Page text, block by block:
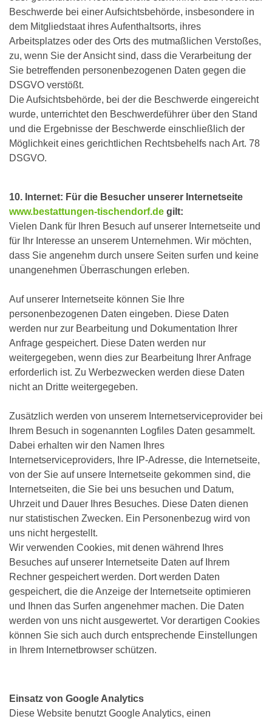
Beschwerde bei einer Aufsichtsbehörde, insbesondere in
dem Mitgliedstaat ihres Aufenthaltsorts, ihres
Arbeitsplatzes oder des Orts des mutmaßlichen Verstoßes,
zu, wenn Sie der Ansicht sind, dass die Verarbeitung der
Sie betreffenden personenbezogenen Daten gegen die
DSGVO verstößt.
Die Aufsichtsbehörde, bei der die Beschwerde eingereicht
wurde, unterrichtet den Beschwerdeführer über den Stand
und die Ergebnisse der Beschwerde einschließlich der
Möglichkeit eines gerichtlichen Rechtsbehelfs nach Art. 78
DSGVO.
10. Internet: Für die Besucher unserer Internetseite
www.bestattungen-tischendorf.de gilt:
Vielen Dank für Ihren Besuch auf unserer Internetseite und
für Ihr Interesse an unserem Unternehmen. Wir möchten,
dass Sie angenehm durch unsere Seiten surfen und keine
unangenehmen Überraschungen erleben.
Auf unserer Internetseite können Sie Ihre
personenbezogenen Daten eingeben. Diese Daten
werden nur zur Bearbeitung und Dokumentation Ihrer
Anfrage gespeichert. Diese Daten werden nur
weitergegeben, wenn dies zur Bearbeitung Ihrer Anfrage
erforderlich ist. Zu Werbezwecken werden diese Daten
nicht an Dritte weitergegeben.
Zusätzlich werden von unserem Internetserviceprovider bei
Ihrem Besuch in sogenannten Logfiles Daten gesammelt.
Dabei erhalten wir den Namen Ihres
Internetserviceproviders, Ihre IP-Adresse, die Internetseite,
von der Sie auf unsere Internetseite gekommen sind, die
Internetseiten, die Sie bei uns besuchen und Datum,
Uhrzeit und Dauer Ihres Besuches. Diese Daten dienen
nur statistischen Zwecken. Ein Personenbezug wird von
uns nicht hergestellt.
Wir verwenden Cookies, mit denen während Ihres
Besuches auf unserer Internetseite Daten auf Ihrem
Rechner gespeichert werden. Dort werden Daten
gespeichert, die die Anzeige der Internetseite optimieren
und Ihnen das Surfen angenehmer machen. Die Daten
werden von uns nicht ausgewertet. Vor derartigen Cookies
können Sie sich auch durch entsprechende Einstellungen
in Ihrem Internetbrowser schützen.
Einsatz von Google Analytics
Diese Website benutzt Google Analytics, einen